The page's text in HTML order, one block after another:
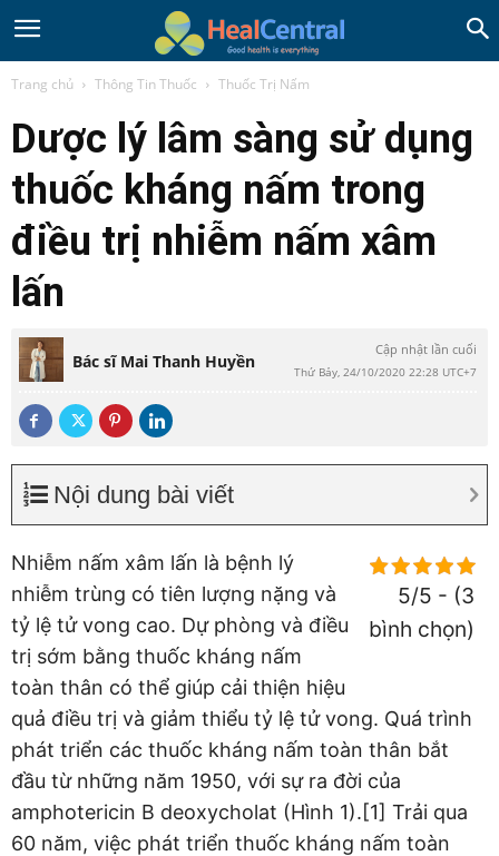
Trang chủ Thông Tin Thuốc Thuốc Trị Nấm
Dược lý lâm sàng sử dụng
thuốc kháng nấm trong
điều trị nhiễm nấm xâm
lấn
Bác sĩ Mai Thanh Huyền
Cập nhật lần cuối
Thứ Bảy, 24/10/2020 22:28 UTC+7
Nội dung bài viết
5/5 - (3
bình chọn)
Nhiễm nấm xâm lấn là bệnh lý
nhiễm trùng có tiên lượng nặng và
tỷ lệ tử vong cao. Dự phòng và điều
trị sớm bằng thuốc kháng nấm
toàn thân có thể giúp cải thiện hiệu
quả điều trị và giảm thiểu tỷ lệ tử vong. Quá trình
phát triển các thuốc kháng nấm toàn thân bắt
đầu từ những năm 1950, với sự ra đời của
amphotericin B deoxycholat (Hình 1).[1] Trải qua
60 năm, việc phát triển thuốc kháng nấm toàn